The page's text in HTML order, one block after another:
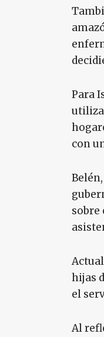
Para
con
sobre
hijas
el
Al